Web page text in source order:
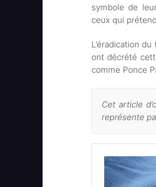
symbole de
ceux qui
L’éradication
ont décrété
comme Ponce
Cet article
représente